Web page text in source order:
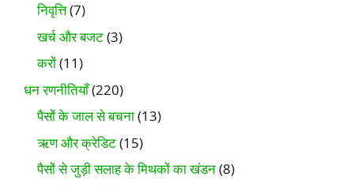
निवृत्ति(7)
खर्च और बजट(3)
करों(11)
धन रणनीतियाँ(220)
पैसों के जाल से बचना(13)
ऋण और क्रेडिट(15)
पैसों से जुड़ी सलाह के मिथकों का खंडन(8)